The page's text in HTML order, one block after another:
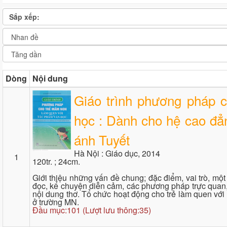
Sắp xếp:
Dòng Nội dung
1
Giáo trình phương pháp
học : Dành cho hệ cao
ánh Tuyết
Hà Nội : Giáo dục, 2014
120tr. ; 24cm.
Giới thiệu những vấn đề chung; đặc điểm, vai trò,
đọc, kể chuyện diễn cảm, các phương pháp trực
nội dung thơ. Tổ chức hoạt động cho trẻ làm quen
ở trường MN.
Đầu mục:101 (Lượt lưu thông:35)